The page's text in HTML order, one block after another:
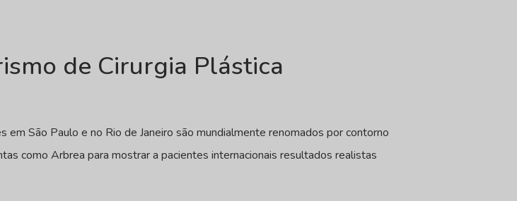
de Cirurgia Plástica
São Paulo e no Rio de Janeiro são mundialmente renomados por contorno
como Arbrea para mostrar a pacientes internacionais resultados realistas